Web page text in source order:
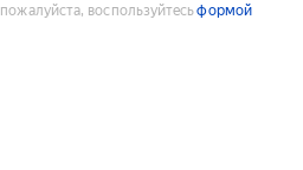
воспользуйтесьформой